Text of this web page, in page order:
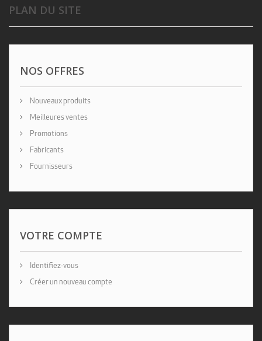
PLAN DU SITE
NOS OFFRES
Nouveaux produits
Meilleures ventes
Promotions
Fabricants
Fournisseurs
VOTRE COMPTE
Identifiez-vous
Créer un nouveau compte